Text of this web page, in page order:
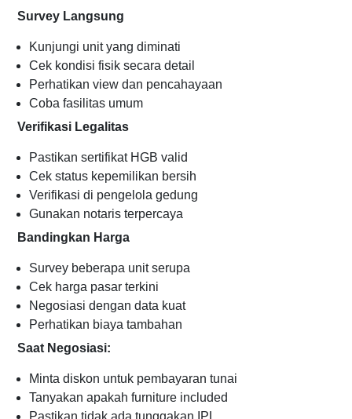
Survey Langsung
Kunjungi unit yang diminati
Cek kondisi fisik secara detail
Perhatikan view dan pencahayaan
Coba fasilitas umum
Verifikasi Legalitas
Pastikan sertifikat HGB valid
Cek status kepemilikan bersih
Verifikasi di pengelola gedung
Gunakan notaris terpercaya
Bandingkan Harga
Survey beberapa unit serupa
Cek harga pasar terkini
Negosiasi dengan data kuat
Perhatikan biaya tambahan
Saat Negosiasi:
Minta diskon untuk pembayaran tunai
Tanyakan apakah furniture included